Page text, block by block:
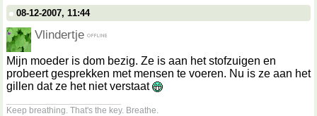
08-12-2007, 11:44
Vlindertje
Mijn moeder is dom bezig. Ze is aan het stofzuigen en
probeert gesprekken met mensen te voeren. Nu is ze aan het
gillen dat ze het niet verstaat
Keep breathing. That's the key. Breathe.